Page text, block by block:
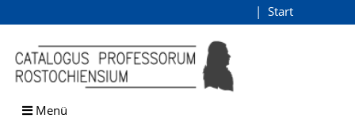
Browsen
direkt zum Inhalt
Start
Menü